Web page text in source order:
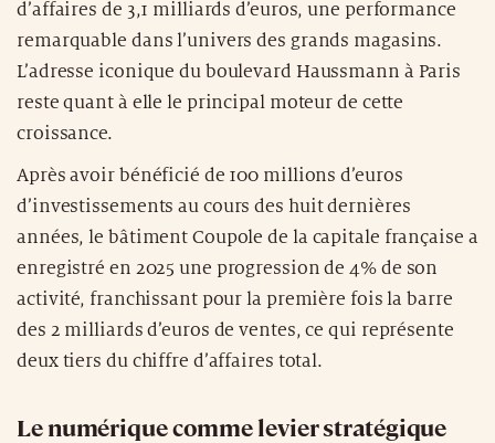
d’affaires de 3,1 milliards d’euros, une performance
remarquable dans l’univers des grands magasins.
L’adresse iconique du boulevard Haussmann à Paris
reste quant à elle le principal moteur de cette
croissance.
Après avoir bénéficié de 100 millions d’euros
d’investissements au cours des huit dernières
années, le bâtiment Coupole de la capitale française a
enregistré en 2025 une progression de 4% de son
activité, franchissant pour la première fois la barre
des 2 milliards d’euros de ventes, ce qui représente
deux tiers du chiffre d’affaires total.
Le numérique comme levier stratégique